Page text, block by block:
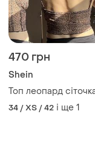
470 грн
Shein
Топ леопард
34 / XS / 42 і ще 1